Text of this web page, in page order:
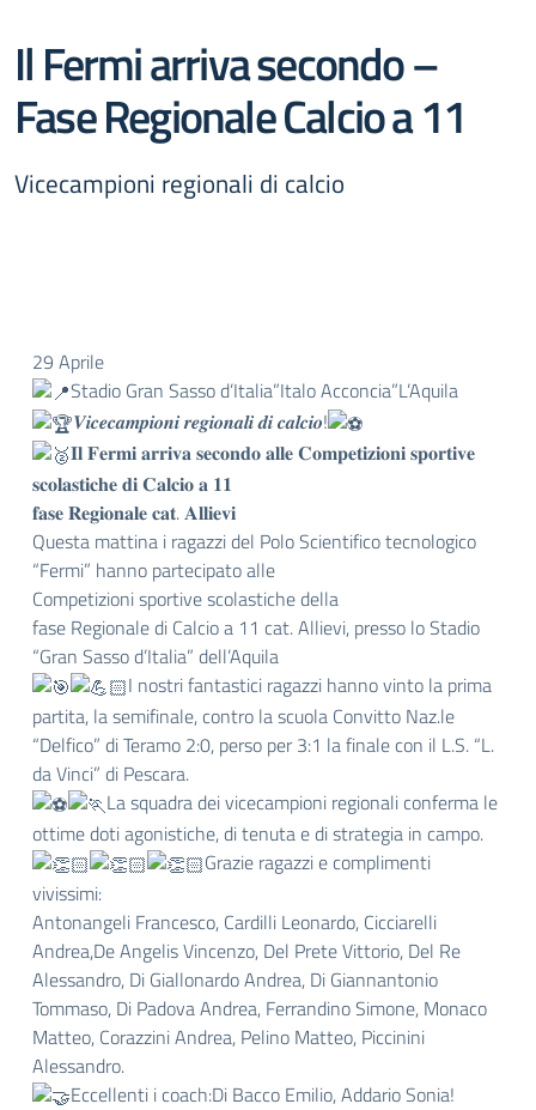
Il Fermi arriva secondo –
Fase Regionale Calcio a 11
Vicecampioni regionali di calcio
29 Aprile
Stadio Gran Sasso d’Italia”Italo Acconcia”L’Aquila
𝑽𝒊𝒄𝒆𝒄𝒂𝒎𝒑𝒊𝒐𝒏𝒊 𝒓𝒆𝒈𝒊𝒐𝒏𝒂𝒍𝒊 𝒅𝒊 𝒄𝒂𝒍𝒄𝒊𝒐!
𝐈𝐥 𝐅𝐞𝐫𝐦𝐢 𝐚𝐫𝐫𝐢𝐯𝐚 𝐬𝐞𝐜𝐨𝐧𝐝𝐨 𝐚𝐥𝐥𝐞 𝐂𝐨𝐦𝐩𝐞𝐭𝐢𝐳𝐢𝐨𝐧𝐢 𝐬𝐩𝐨𝐫𝐭𝐢𝐯𝐞
𝐬𝐜𝐨𝐥𝐚𝐬𝐭𝐢𝐜𝐡𝐞 𝐝𝐢 𝐂𝐚𝐥𝐜𝐢𝐨 𝐚 𝟏𝟏
𝐟𝐚𝐬𝐞 𝐑𝐞𝐠𝐢𝐨𝐧𝐚𝐥𝐞 𝐜𝐚𝐭. 𝐀𝐥𝐥𝐢𝐞𝐯𝐢
Questa mattina i ragazzi del Polo Scientifico tecnologico
“Fermi” hanno partecipato alle
Competizioni sportive scolastiche della
fase Regionale di Calcio a 11 cat. Allievi, presso lo Stadio
“Gran Sasso d’Italia” dell’Aquila
I nostri fantastici ragazzi hanno vinto la prima
partita, la semifinale, contro la scuola Convitto Naz.le
“Delfico” di Teramo 2:0, perso per 3:1 la finale con il L.S. “L.
da Vinci” di Pescara.
La squadra dei vicecampioni regionali conferma le
ottime doti agonistiche, di tenuta e di strategia in campo.
Grazie ragazzi e complimenti
vivissimi:
Antonangeli Francesco, Cardilli Leonardo, Cicciarelli
Andrea,De Angelis Vincenzo, Del Prete Vittorio, Del Re
Alessandro, Di Giallonardo Andrea, Di Giannantonio
Tommaso, Di Padova Andrea, Ferrandino Simone, Monaco
Matteo, Corazzini Andrea, Pelino Matteo, Piccinini
Alessandro.
Eccellenti i coach:Di Bacco Emilio, Addario Sonia!